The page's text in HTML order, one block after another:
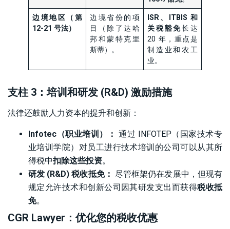
边境地区（第
12-21 号法）
边境省份的项
目（除了达哈
邦和蒙特克里
斯蒂）。
ISR、ITBIS 和
关税豁免长达
20 年，重点是
制造业和农工
业。
支柱 3：培训和研发 (R&D) 激励措施
法律还鼓励人力资本的提升和创新：
Infotec（职业培训）： 通过 INFOTEP（国家技术专
业培训学院）对员工进行技术培训的公司可以从其所
得税中扣除这些投资。
研发 (R&D) 税收抵免： 尽管框架仍在发展中，但现有
规定允许技术和创新公司因其研发支出而获得税收抵
免。
CGR Lawyer：优化您的税收优惠